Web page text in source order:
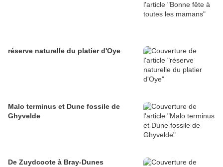
réserve naturelle du platier d'Oye
Malo terminus et Dune fossile de
Ghyvelde
De Zuydcoote à Bray-Dunes